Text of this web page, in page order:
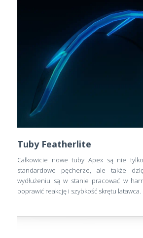
Tuby Featherlite
Całkowicie nowe tuby Apex są nie
standardowe pęcherze, ale także
wydłużeniu są w stanie pracować w
poprawić reakcję i szybkość skrętu latawca.